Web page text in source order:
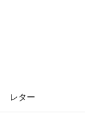
レター